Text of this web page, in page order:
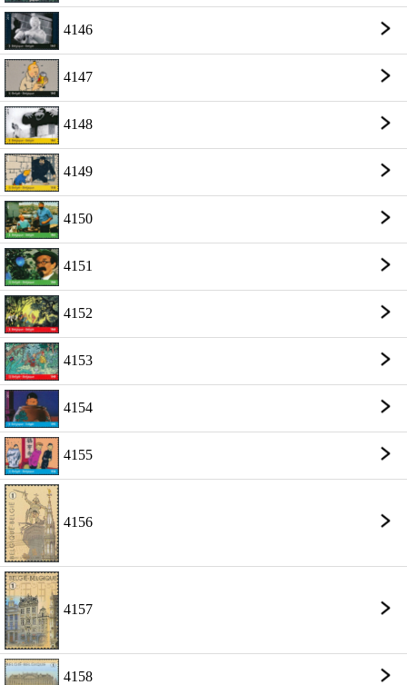
4146
4147
4148
4149
4150
4151
4152
4153
4154
4155
4156
4157
4158